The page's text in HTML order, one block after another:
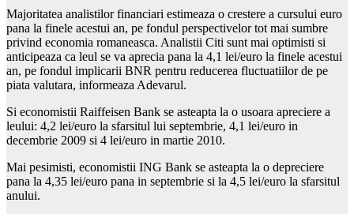
Majoritatea analistilor financiari estimeaza o crestere a cursului euro
pana la finele acestui an, pe fondul perspectivelor tot mai sumbre
privind economia romaneasca. Analistii Citi sunt mai optimisti si
anticipeaza ca leul se va aprecia pana la 4,1 lei/euro la finele acestui
an, pe fondul implicarii BNR pentru reducerea fluctuatiilor de pe
piata valutara, informeaza Adevarul.
Si economistii Raiffeisen Bank se asteapta la o usoara apreciere a
leului: 4,2 lei/euro la sfarsitul lui septembrie, 4,1 lei/euro in
decembrie 2009 si 4 lei/euro in martie 2010.
Mai pesimisti, economistii ING Bank se asteapta la o depreciere
pana la 4,35 lei/euro pana in septembrie si la 4,5 lei/euro la sfarsitul
anului.